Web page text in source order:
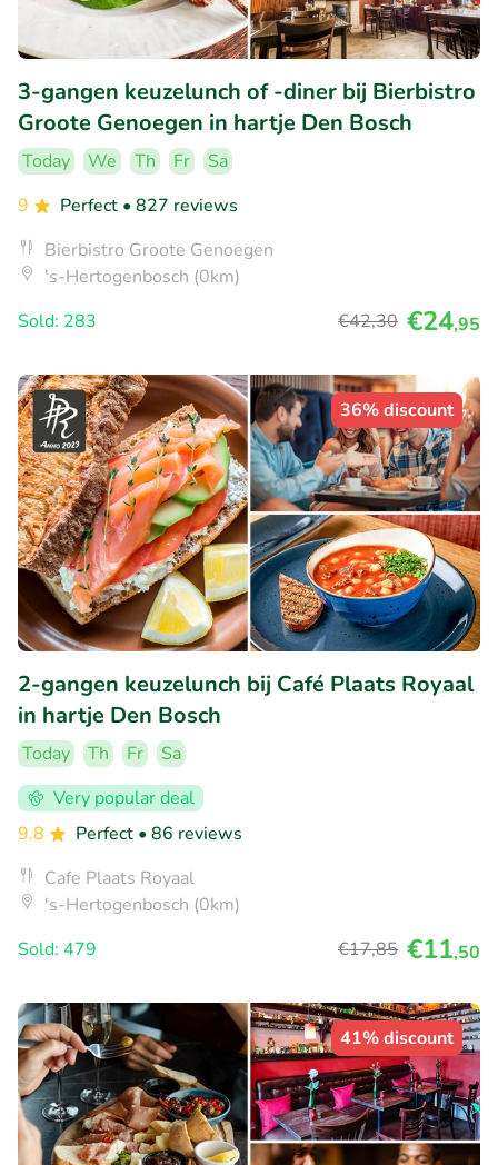
3-gangen keuzelunch of -diner bij Bierbistro
Groote Genoegen in hartje Den Bosch
Today We Th Fr
Sa
9
Perfect • 827 reviews
Bierbistro Groote Genoegen
's-Hertogenbosch (0km)
Sold: 283
€42,30 €24,95
36% discount
2-gangen keuzelunch bij Café Plaats Royaal
in hartje Den Bosch
Today Th Fr
Sa
Very popular deal
9.8
Perfect • 86 reviews
Cafe Plaats Royaal
's-Hertogenbosch (0km)
Sold: 479
€17,85 €11,50
41% discount